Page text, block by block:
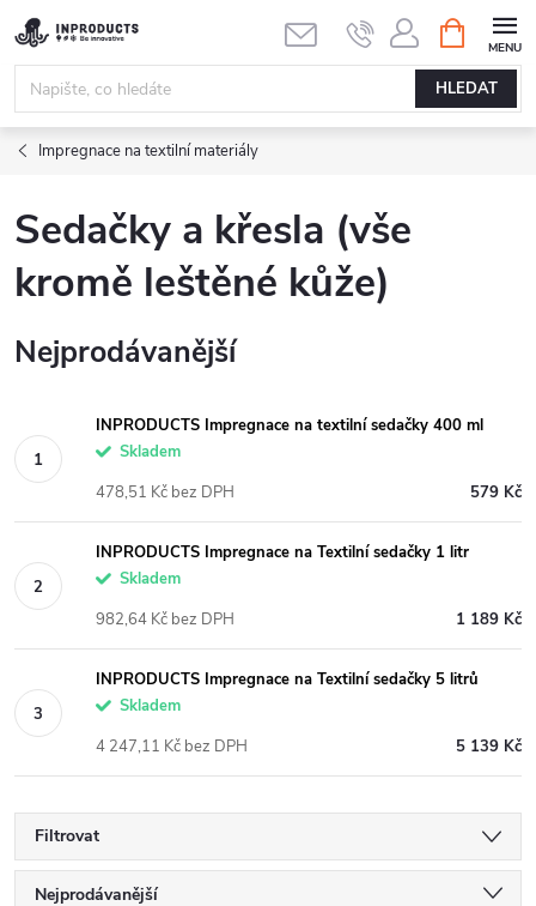
Přejít
na
obsah
HLEDAT
NÁKUPNÍ
KOŠÍK
Impregnace na textilní materiály
Sedačky a křesla (vše
kromě leštěné kůže)
Nejprodávanější
INPRODUCTS Impregnace na textilní sedačky 400 ml
Skladem
579 Kč
478,51 Kč bez DPH
INPRODUCTS Impregnace na Textilní sedačky 1 litr
Skladem
1 189 Kč
982,64 Kč bez DPH
INPRODUCTS Impregnace na Textilní sedačky 5 litrů
Skladem
5 139 Kč
4 247,11 Kč bez DPH
Filtrovat
Nejprodávanější